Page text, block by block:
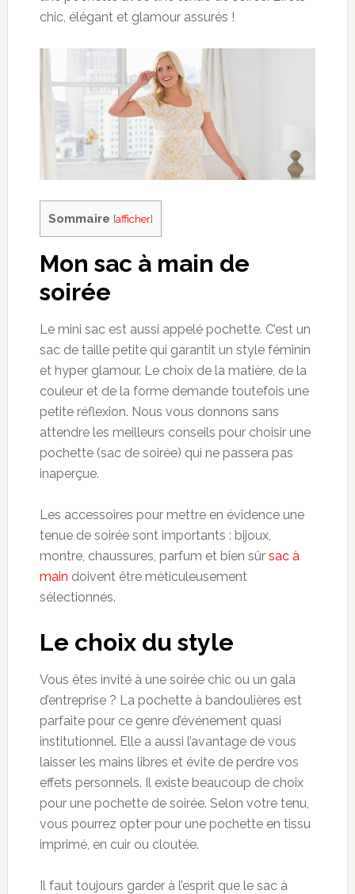
chic, élégant et glamour assurés !
Sommaire [afficher]
Mon sac à main de
soirée
Le mini sac est aussi appelé pochette. C’est un
sac de taille petite qui garantit un style féminin
et hyper glamour. Le choix de la matière, de la
couleur et de la forme demande toutefois une
petite réflexion. Nous vous donnons sans
attendre les meilleurs conseils pour choisir une
pochette (sac de soirée) qui ne passera pas
inaperçue.
Les accessoires pour mettre en évidence une
tenue de soirée sont importants : bijoux,
montre, chaussures, parfum et bien sûr sac à
main doivent être méticuleusement
sélectionnés.
Le choix du style
Vous êtes invité à une soirée chic ou un gala
d’entreprise ? La pochette à bandoulières est
parfaite pour ce genre d’événement quasi
institutionnel. Elle a aussi l’avantage de vous
laisser les mains libres et évite de perdre vos
effets personnels. Il existe beaucoup de choix
pour une pochette de soirée. Selon votre tenu,
vous pourrez opter pour une pochette en tissu
imprimé, en cuir ou cloutée.
Il faut toujours garder à l’esprit que le sac à